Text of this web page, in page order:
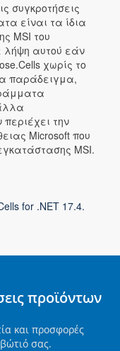
συγκροτήσεις
είναι τα ίδια
MSI του
λήψη αυτού εάν
χωρίς το
παράδειγμα,
την
Microsoft που
MSI.
for .NET 17.4.
προϊόντων
και προσφορές
σας.